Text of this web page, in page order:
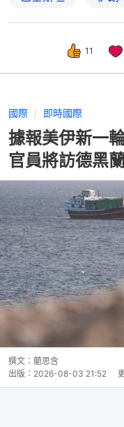
11
國際 即時國際
據報美伊新一
官員將訪德黑
撰文： 藺思含
出版： 2026-08-03 21:52